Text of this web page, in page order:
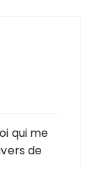
qui me
de